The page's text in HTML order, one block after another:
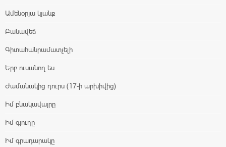
Ամենօրյա կյանք
Բանավեճ
Գիտահանրամատչելի
Երբ ուսանող ես
Ժամանակից դուրս (17-ի արխիվից)
Իմ բնակավայրը
Իմ գյուղը
Իմ գրադարակը